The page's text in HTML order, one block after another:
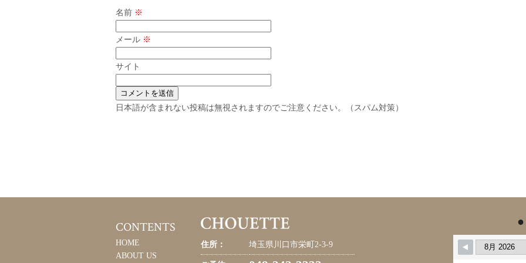
名前 ※
メール ※
サイト
日本語が含まれない投稿は無視されますのでご注意ください。（スパム対策）
CONTENTS
HOME
ABOUT US
住所： 埼玉県川口市栄町2-3-9
●